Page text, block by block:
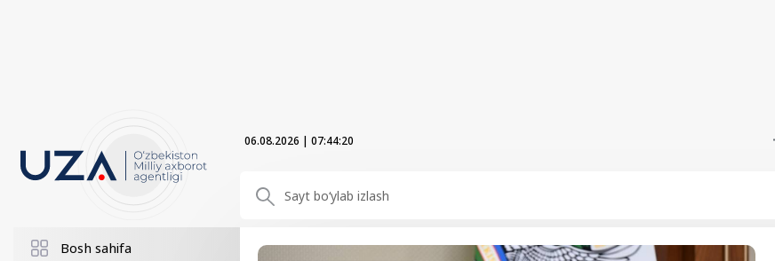
06.08.2026 | 07:44:21
Bosh sahifa